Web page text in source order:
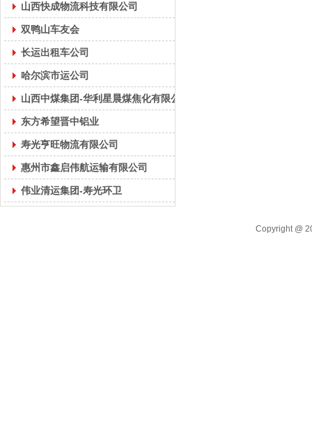
山西快成物流科技有限公司
双鸭山车友会
长运出租车公司
哈尔滨市运公司
山西中煤集团-华利星晨煤焦化有限公司
东方希望晋中铝业
寿光亨旺物流有限公司
惠州市鑫启伟航运输有限公司
伟业清运集团-寿光环卫
Copyright @